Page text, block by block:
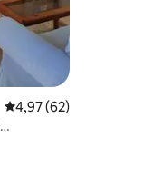
Évaluation moyenne
4,97 (62)